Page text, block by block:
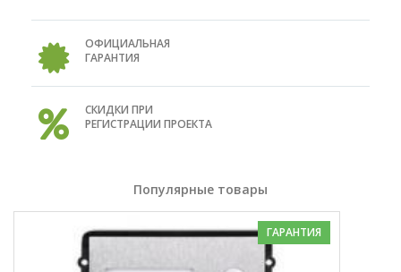
ОФИЦИАЛЬНАЯ
ГАРАНТИЯ
СКИДКИ ПРИ
РЕГИСТРАЦИИ ПРОЕКТА
Популярные товары
ГАРАНТИЯ